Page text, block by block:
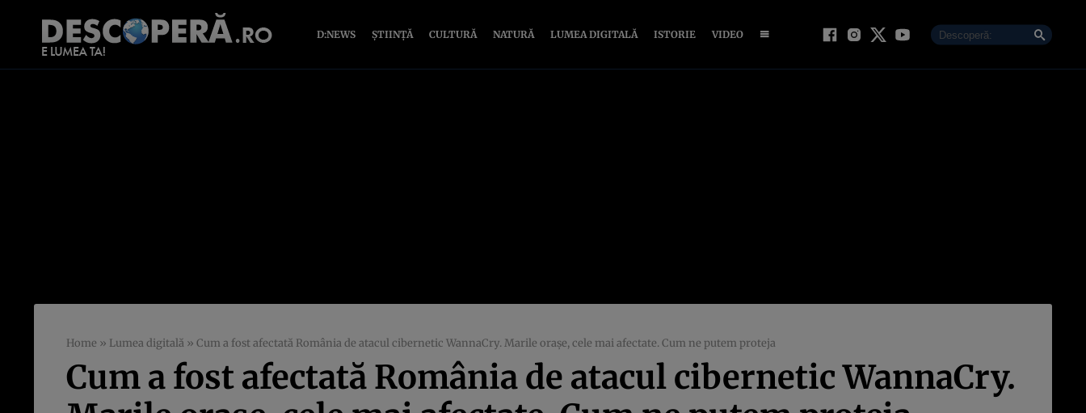
D:NEWS ȘTIINȚĂ CULTURĂ NATURĂ LUMEA DIGITALĂ ISTORIE VIDEO
Home » Lumea digitală » Cum a fost afectată România de atacul cibernetic WannaCry. Marile oraşe, cele mai afectate. Cum ne putem proteja
Cum a fost afectată România de atacul cibernetic WannaCry.